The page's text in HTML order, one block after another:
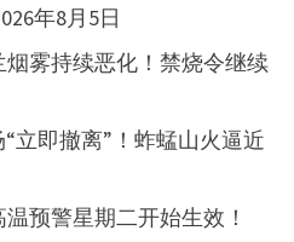
年8月5日
雾持续恶化！禁烧令继续
立即撤离”！蚱蜢山火逼近
预警星期二开始生效！